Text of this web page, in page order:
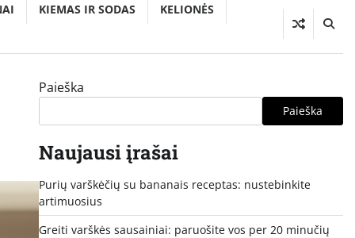
KIEMAS IR SODAS
KELIONĖS
Paieška
Paieška
Naujausi įrašai
Purių varškėčių su bananais receptas: nustebinkite
artimuosius
Greiti varškės sausainiai: paruošite vos per 20 minučių